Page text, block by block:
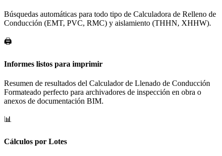
Búsquedas automáticas para todo tipo de Calculadora de Relleno de
Conducción (EMT, PVC, RMC) y aislamiento (THHN, XHHW).
🖨️
Informes listos para imprimir
Resumen de resultados del Calculador de Llenado de Conducción
Formateado perfecto para archivadores de inspección en obra o
anexos de documentación BIM.
📊
Cálculos por Lotes